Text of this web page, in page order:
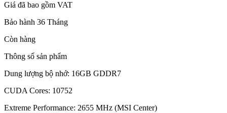
Giá đã bao gồm VAT
Bảo hành 36 Tháng
Còn hàng
Thông số sản phẩm
Dung lượng bộ nhớ: 16GB GDDR7
CUDA Cores: 10752
Extreme Performance: 2655 MHz (MSI Center)